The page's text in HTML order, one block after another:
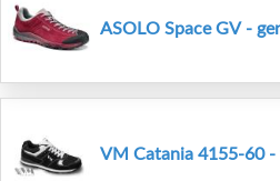
ASOLO Space GV -
VM Catania 4155-60 -